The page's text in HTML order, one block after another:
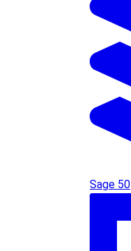
Sage 50